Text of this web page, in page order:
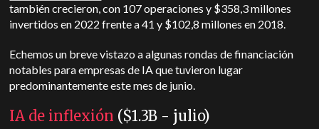
también crecieron, con 107 operaciones y $358,3 millones
invertidos en 2022 frente a 41 y $102,8 millones en 2018.
Echemos un breve vistazo a algunas rondas de financiación
notables para empresas de IA que tuvieron lugar
predominantemente este mes de junio.
IA de inflexión ($1.3B - julio)